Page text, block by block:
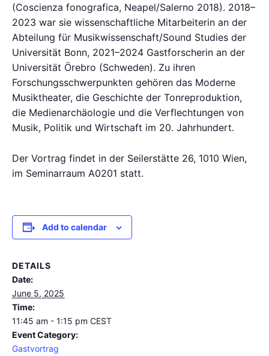
(Coscienza fonografica, Neapel/Salerno 2018). 2018–
2023 war sie wissenschaftliche Mitarbeiterin an der
Abteilung für Musikwissenschaft/Sound Studies der
Universität Bonn, 2021–2024 Gastforscherin an der
Universität Örebro (Schweden). Zu ihren
Forschungsschwerpunkten gehören das Moderne
Musiktheater, die Geschichte der Tonreproduktion,
die Medienarchäologie und die Verflechtungen von
Musik, Politik und Wirtschaft im 20. Jahrhundert.
Der Vortrag findet in der Seilerstätte 26, 1010 Wien,
im Seminarraum A0201 statt.
Add to calendar
DETAILS
Date:
June 5, 2025
Time:
11:45 am - 1:15 pm CEST
Event Category:
Gastvortrag